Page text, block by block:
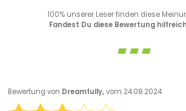
100% unserer Leser finden diese
Fandest Du diese Bewertung
Bewertung von Dreamfully,vom 24.08.2024